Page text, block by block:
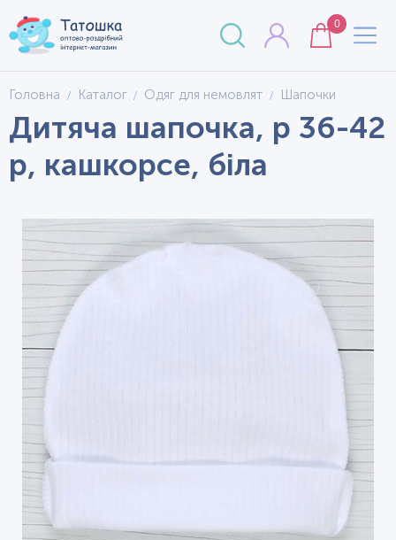
0
Головна Каталог Одяг для немовлят Шапочки
Дитяча шапочка, р 36-42
р, кашкорсе, біла